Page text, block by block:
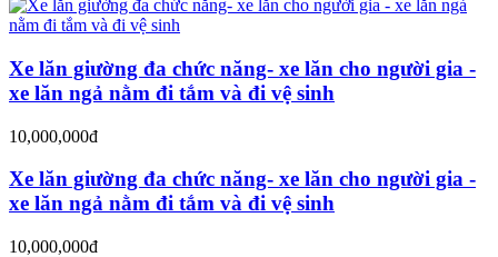
Xe lăn giường đa chức năng- xe lăn cho người gia -
xe lăn ngả nằm đi tắm và đi vệ sinh
10,000,000đ
Xe lăn giường đa chức năng- xe lăn cho người gia -
xe lăn ngả nằm đi tắm và đi vệ sinh
10,000,000đ